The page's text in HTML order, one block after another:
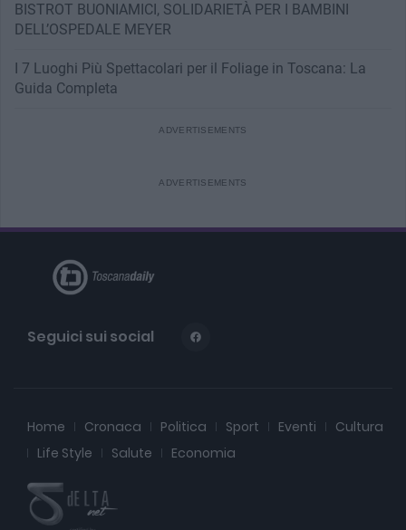
BISTROT BUONIAMICI, SOLIDARIETÀ PER I BAMBINI
DELL’OSPEDALE MEYER
I 7 Luoghi Più Spettacolari per il Foliage in Toscana: La
Guida Completa
Seguici sui social
Home Cronaca Politica Sport Eventi
Cultura
Life Style
Salute Economia